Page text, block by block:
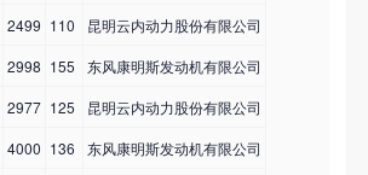
2499 110
昆明云内动力股份有限公司
2998 155
东风康明斯发动机有限公司
2977 125
昆明云内动力股份有限公司
4000 136
东风康明斯发动机有限公司